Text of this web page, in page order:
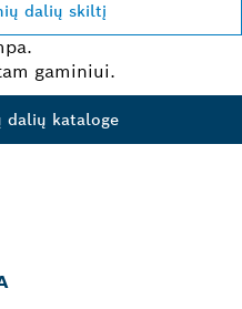
dalių skiltį
gaminiui.
dalių kataloge